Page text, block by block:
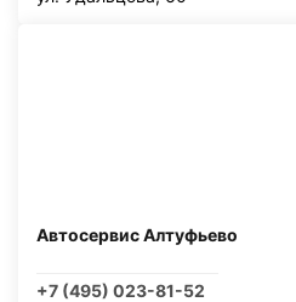
Автосервис Алтуфьево
+7 (495) 023-81-52